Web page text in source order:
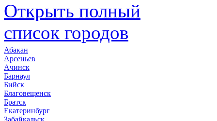
Открыть полный
список городов
Абакан
Арсеньев
Ачинск
Барнаул
Бийск
Благовещенск
Братск
Екатеринбург